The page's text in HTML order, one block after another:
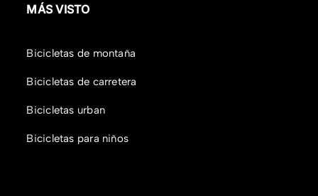
MÁS VISTO
Bicicletas de montaña
Bicicletas de carretera
Bicicletas urban
Bicicletas para niños